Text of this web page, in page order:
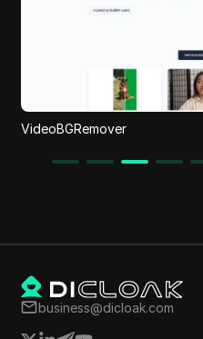
Parallel
business@dicloak.com